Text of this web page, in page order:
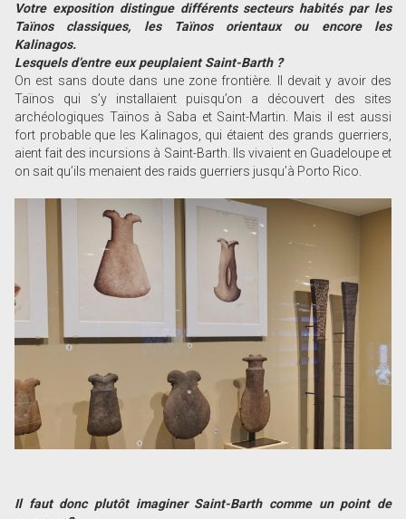
Votre exposition distingue différents secteurs habités par les
Taïnos classiques, les ­Taïnos orientaux ou encore les
Kalinagos.
Lesquels d’entre eux peuplaient Saint-Barth ?
On est sans doute dans une zone frontière. Il devait y avoir des
Taïnos qui s’y installaient puisqu’on a découvert des sites
archéologiques Taïnos à Saba et Saint-Martin. Mais il est aussi
fort probable que les Kalinagos, qui étaient des grands guerriers,
aient fait des incursions à Saint-Barth. Ils vivaient en Guadeloupe et
on sait qu’ils menaient des raids guerriers jusqu’à Porto Rico.
Il faut donc plutôt imaginer Saint-Barth comme un point de